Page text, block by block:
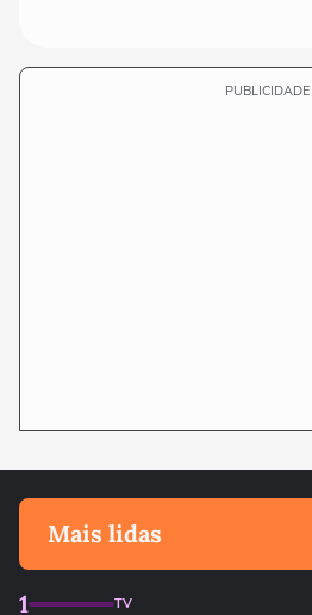
PUBLICIDADE
Mais lidas
1 TV